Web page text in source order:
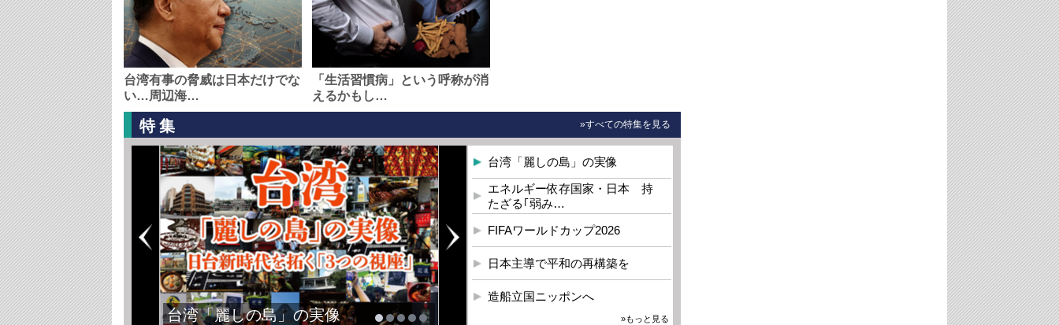
台湾有事の脅威は日本だけでな
い…周辺海…
「生活習慣病」という呼称が消
えるかもし…
特集 »すべての特集を見る
台湾「麗しの島」の実像
台湾「麗しの島」の実像
エネルギー依存国家・日本 持
たざる｢弱み…
FIFAワールドカップ2026
日本主導で平和の再構築を
造船立国ニッポンへ
»もっと見る